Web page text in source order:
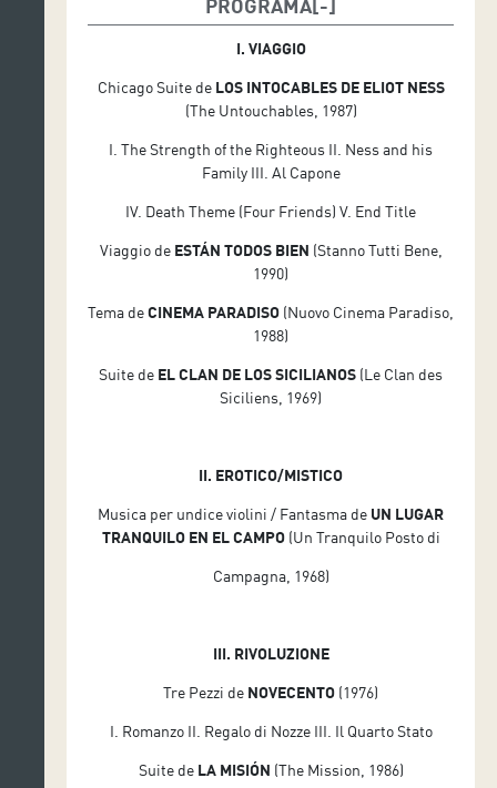
Carmen Acosta, soprano
Tenerife Film Choir, dirigido por Juan Ramón Vinagre
Orquesta Sinfónica de Tenerife
PROGRAMA
I. VIAGGIO
Chicago Suite de LOS INTOCABLES DE ELIOT NESS
(The Untouchables, 1987)
I. The Strength of the Righteous II. Ness and his
Family III. Al Capone
IV. Death Theme (Four Friends) V. End Title
Viaggio de ESTÁN TODOS BIEN (Stanno Tutti Bene,
1990)
Tema deCINEMA PARADISO (Nuovo Cinema Paradiso,
1988)
Suite de EL CLAN DE LOS SICILIANOS (Le Clan des
Siciliens, 1969)
II. EROTICO/MISTICO
Musica per undice violini / Fantasma de UN LUGAR
TRANQUILO EN EL CAMPO (Un Tranquilo Posto di
Campagna, 1968)
III. RIVOLUZIONE
Tre Pezzi de NOVECENTO (1976)
I. Romanzo II. Regalo di Nozze III. Il Quarto Stato
Suite de LA MISIÓN (The Mission, 1986)